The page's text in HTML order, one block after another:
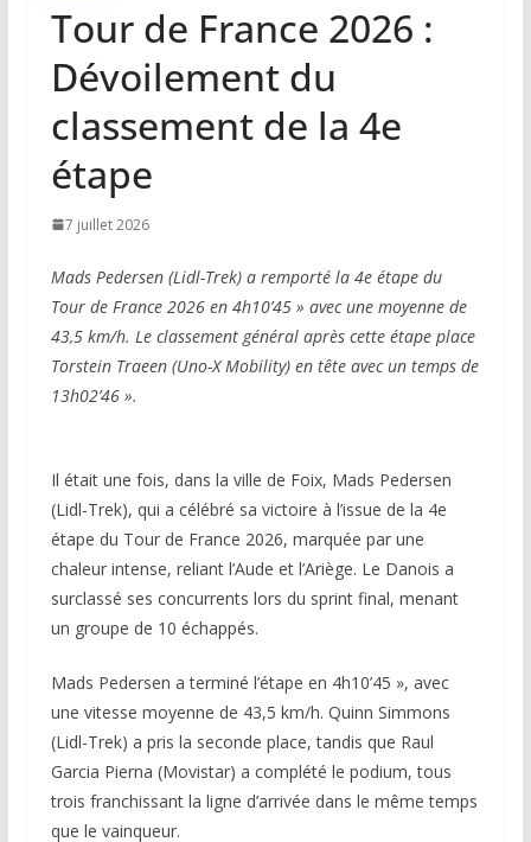
Tour de France 2026 :
Dévoilement du
classement de la 4e
étape
7 juillet 2026
Mads Pedersen (Lidl-Trek) a remporté la 4e étape du
Tour de France 2026 en 4h10’45 » avec une moyenne de
43,5 km/h. Le classement général après cette étape place
Torstein Traeen (Uno-X Mobility) en tête avec un temps de
13h02’46 ».
Il était une fois, dans la ville de Foix, Mads Pedersen
(Lidl-Trek), qui a célébré sa victoire à l’issue de la 4e
étape du Tour de France 2026, marquée par une
chaleur intense, reliant l’Aude et l’Ariège. Le Danois a
surclassé ses concurrents lors du sprint final, menant
un groupe de 10 échappés.
Mads Pedersen a terminé l’étape en 4h10’45 », avec
une vitesse moyenne de 43,5 km/h. Quinn Simmons
(Lidl-Trek) a pris la seconde place, tandis que Raul
Garcia Pierna (Movistar) a complété le podium, tous
trois franchissant la ligne d’arrivée dans le même temps
que le vainqueur.